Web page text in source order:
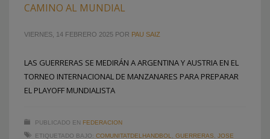
CAMINO AL MUNDIAL
VIERNES, 14 FEBRERO 2025 POR PAU SAIZ
LAS GUERRERAS SE MEDIRÁN A ARGENTINA Y AUSTRIA EN EL
TORNEO INTERNACIONAL DE MANZANARES PARA PREPARAR
EL PLAYOFF MUNDIALISTA
PUBLICADO EN FEDERACION
ETIQUETADO BAJO: COMUNITATDELHANDBOL GUERRERAS
JOSE